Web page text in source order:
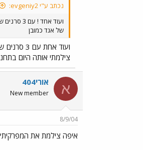
נכתב ע"י evgeniy2:
ועוד אחד ! עם 3 סרנים של אגד
של אגד כמובן
ועוד אחת עם 3 סרנים של דן !!!!
צילמתי אותה היום
א אורי404
New member
8/9/04
איפה צילמת את